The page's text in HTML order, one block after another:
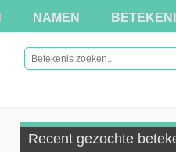
NAMEN
Recent gezochte